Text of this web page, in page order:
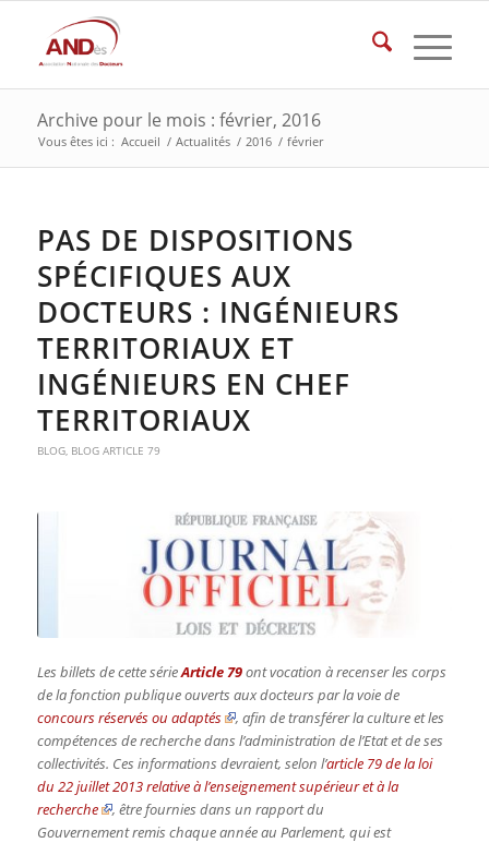
Archive pour le mois : février, 2016
Vous êtes ici : Accueil / Actualités / 2016 / février
PAS DE DISPOSITIONS
SPÉCIFIQUES AUX
DOCTEURS : INGÉNIEURS
TERRITORIAUX ET
INGÉNIEURS EN CHEF
TERRITORIAUX
BLOG, BLOG ARTICLE 79
Les billets de cette sérieArticle 79ont vocation à recenser les corps
de la fonction publique ouverts aux docteurs par la voie de
concours réservés ou adaptés
, afin de transférer la culture et les
compétences de recherche dans l’administration de l’Etat et de ses
collectivités. Ces informations devraient, selon l’article 79 de la loi
du 22 juillet 2013 relative à l’enseignement supérieur et à la
recherche
, être fournies dans un rapport du
Gouvernement remis chaque année au Parlement, qui est